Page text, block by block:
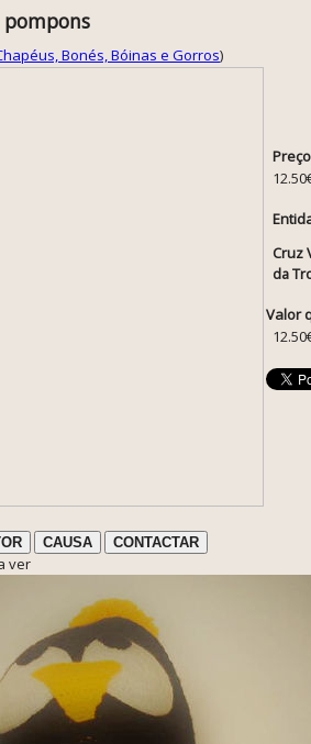
Bonés, Bóinas e Gorros)
Cruz
da
Valor
CAUSA CONTACTAR
ver